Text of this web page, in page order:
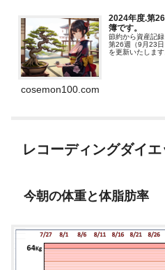
2024年度.第
簿です。
節約から資産記
第26週（9月23
を更新いたします
cosemon100.com
レコーディングダイエ
今朝の体重と体脂肪率